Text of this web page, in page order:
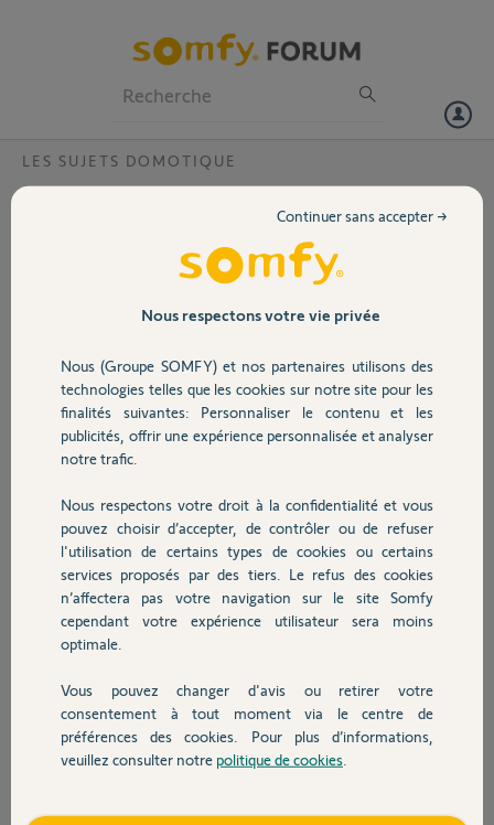
Volet
Sécurité
Domotique
Chauffage
Autres produits
Devis avec un pro
Contact
LES SUJETS DOMOTIQUE
Portée d'une sonnette vidéo ,
J'ai testé une sonnette vidéo connectée à ma box en Wifi et ça ne
passe pas derrière mon portail en aluminium.
La distance entre le portail et la maison est d'une douzaine de
mètres. Je voudrais savoir si vos systèmes radio (sans fil)
m de haut ?
Merci,
Pascal R.
Participer au fil de discussion
Réponses
Tout simplement parce que ca ne peut pas fonctionner.
J'en ai eu deux (Sentinel, Extel) à la poubelle....malgré une portée
annoncée de 200m ????
Nous respectons votre vie privée
Nous (Groupe SOMFY) et nos partenaires utilisons des
technologies telles que les cookies sur notre site pour les
finalités suivantes: Personnaliser le contenu et les
publicités, offrir une expérience personnalisée et analyser
notre trafic.
Nous respectons votre droit à la confidentialité et vous
pouvez choisir d’accepter, de contrôler ou de refuser
l'utilisation de certains types de cookies ou certains
services proposés par des tiers. Le refus des cookies
n’affectera pas votre navigation sur le site Somfy
cependant votre expérience utilisateur sera moins
optimale.
Vous pouvez changer d'avis ou retirer votre
consentement à tout moment via le centre de
préférences des cookies. Pour plus d’informations,
veuillez consulter notre politique de cookies
Continuer sans accepter →